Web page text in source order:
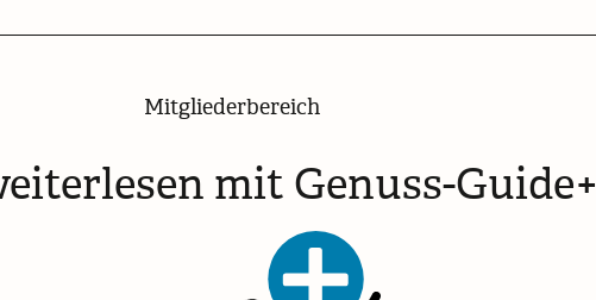
Mitgliederbereich
mit Genuss-Guide+